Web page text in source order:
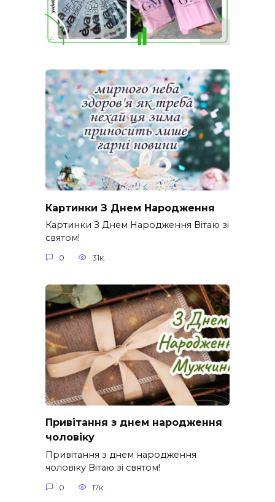
Картинки З Днем Народження
Картинки З Днем Народження Вітаю зі
святом!
0 31к.
Привітання з днем народження
чоловіку
Привітання з днем народження
чоловіку Вітаю зі святом!
0 17к.